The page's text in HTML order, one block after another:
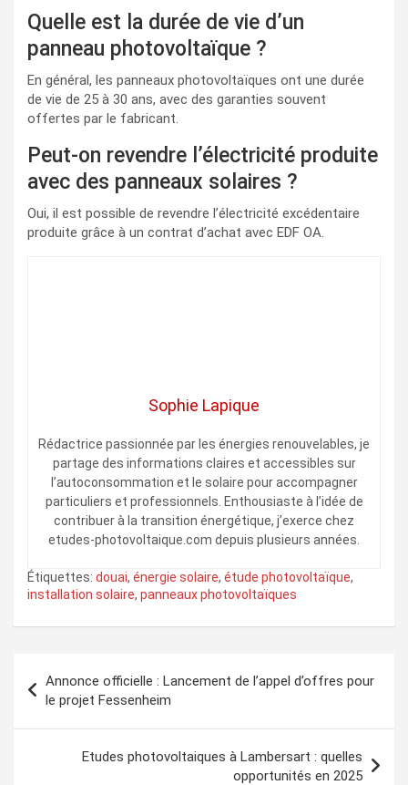
Quelle est la durée de vie d’un
panneau photovoltaïque ?
En général, les panneaux photovoltaïques ont une durée
de vie de 25 à 30 ans, avec des garanties souvent
offertes par le fabricant.
Peut-on revendre l’électricité produite
avec des panneaux solaires ?
Oui, il est possible de revendre l’électricité excédentaire
produite grâce à un contrat d’achat avec EDF OA.
Sophie Lapique
Rédactrice passionnée par les énergies renouvelables, je
partage des informations claires et accessibles sur
l’autoconsommation et le solaire pour accompagner
particuliers et professionnels. Enthousiaste à l’idée de
contribuer à la transition énergétique, j’exerce chez
etudes-photovoltaique.com depuis plusieurs années.
Étiquettes: douai, énergie solaire, étude photovoltaïque,
installation solaire, panneaux photovoltaïques
de
l’article
Annonce officielle : Lancement de l’appel d’offres pour
le projet Fessenheim
Etudes photovoltaiques à Lambersart : quelles
opportunités en 2025